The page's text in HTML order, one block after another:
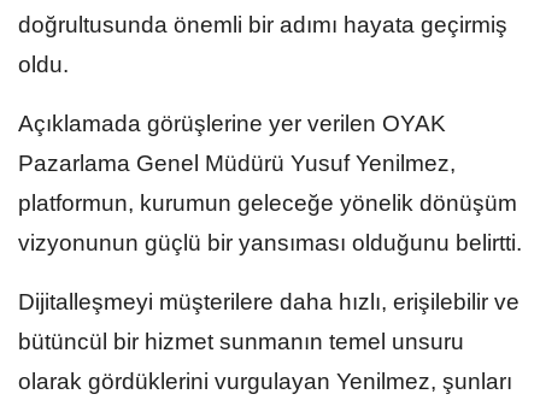
doğrultusunda önemli bir adımı hayata geçirmiş
oldu.
Açıklamada görüşlerine yer verilen OYAK
Pazarlama Genel Müdürü Yusuf Yenilmez,
platformun, kurumun geleceğe yönelik dönüşüm
vizyonunun güçlü bir yansıması olduğunu belirtti.
Dijitalleşmeyi müşterilere daha hızlı, erişilebilir ve
bütüncül bir hizmet sunmanın temel unsuru
olarak gördüklerini vurgulayan Yenilmez, şunları